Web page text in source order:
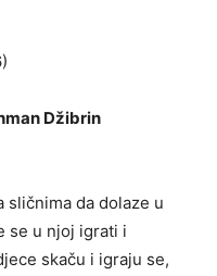
Džibrin
sličnima da dolaze u
se u njoj igrati i
skaču i igraju se,